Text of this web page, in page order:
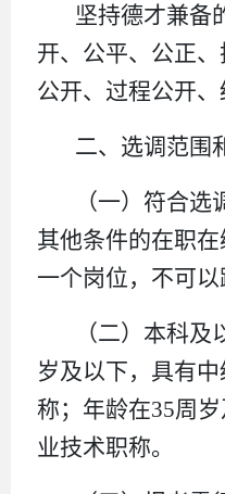
坚持德才兼备
开、公平、公正
公开、过程公开、
二、选调范围
（一）符合
其他条件的在职
一个岗位，不可以
（二）本科
岁及以下，具有
称；年龄在35周
业技术职称。